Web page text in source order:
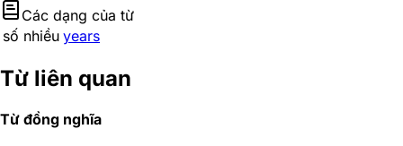
Các dạng của từ
số nhiều years
Từ liên quan
Từ đồng nghĩa